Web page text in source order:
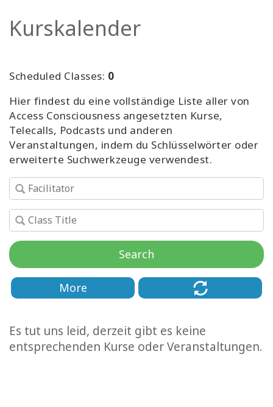
More
Neuigkeiten
KONTAKT
Kurskalender
Scheduled Classes: 0
Hier findest du eine vollständige Liste aller von
Access Consciousness angesetzten Kurse,
Telecalls, Podcasts und anderen
Veranstaltungen, indem du Schlüsselwörter oder
erweiterte Suchwerkzeuge verwendest.
Search
More
Es tut uns leid, derzeit gibt es keine
entsprechenden Kurse oder Veranstaltungen.